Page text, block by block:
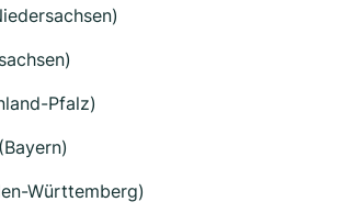
Pfalz)
(Bayern)
Württemberg)